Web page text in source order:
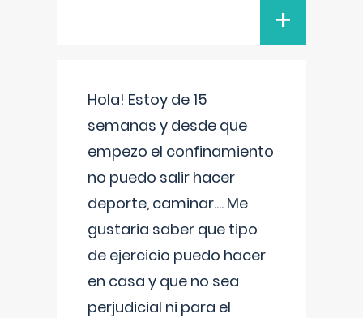
+
Hola! Estoy de 15
semanas y desde que
empezo el confinamiento
no puedo salir hacer
deporte, caminar.... Me
gustaria saber que tipo
de ejercicio puedo hacer
en casa y que no sea
perjudicial ni para el